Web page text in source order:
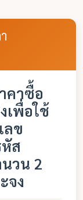
คาซื้อ
พื่อใช้
ลข
ส
วน 2
จง